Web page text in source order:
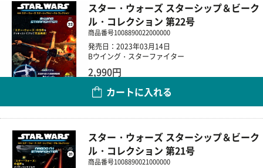
スター・ウォーズ スターシップ＆ビーク
ル・コレクション 第22号
商品番号1008890022000000
発売日：2023年03月14日
Bウイング・スターファイター
2,990円
カートに入れる
スター・ウォーズ スターシップ＆ビーク
ル・コレクション 第21号
商品番号1008890021000000